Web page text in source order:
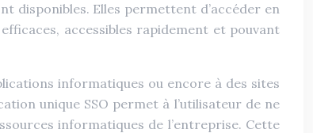
disponibles. Elles permettent d’accéder en
accessibles rapidement et pouvant
informatiques ou encore à des sites
unique SSO permet à l’utilisateur de ne
informatiques de l’entreprise. Cette